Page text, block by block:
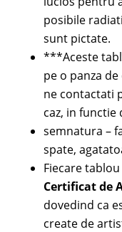
posibile
sunt pictate.
***Aceste
pe o panza
ne contactati
caz, in
semnatura –
spate,
Fiecare
Certificat de
dovedind ca
create de